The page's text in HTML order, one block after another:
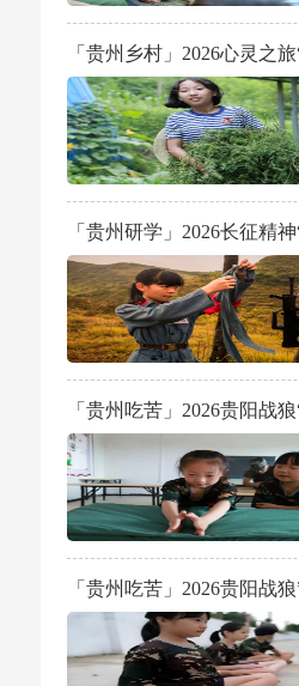
「贵州乡村」2026心灵之
「贵州研学」2026长征精
「贵州吃苦」2026贵阳战
「贵州吃苦」2026贵阳战